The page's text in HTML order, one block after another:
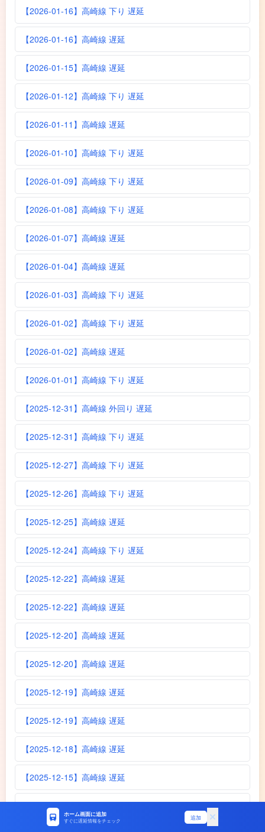
【2026-01-16】高崎線 下り 遅延
【2026-01-16】高崎線 遅延
【2026-01-15】高崎線 遅延
【2026-01-12】高崎線 下り 遅延
【2026-01-11】高崎線 遅延
【2026-01-10】高崎線 下り 遅延
【2026-01-09】高崎線 下り 遅延
【2026-01-08】高崎線 下り 遅延
【2026-01-07】高崎線 遅延
【2026-01-04】高崎線 遅延
【2026-01-03】高崎線 下り 遅延
【2026-01-02】高崎線 下り 遅延
【2026-01-02】高崎線 遅延
【2026-01-01】高崎線 下り 遅延
【2025-12-31】高崎線 外回り 遅延
【2025-12-31】高崎線 下り 遅延
【2025-12-27】高崎線 下り 遅延
【2025-12-26】高崎線 下り 遅延
【2025-12-25】高崎線 遅延
【2025-12-24】高崎線 下り 遅延
【2025-12-22】高崎線 遅延
【2025-12-22】高崎線 遅延
【2025-12-20】高崎線 遅延
【2025-12-20】高崎線 遅延
【2025-12-19】高崎線 遅延
【2025-12-19】高崎線 遅延
【2025-12-18】高崎線 遅延
【2025-12-15】高崎線 遅延
【2025-12-14】高崎線 遅延
ホーム画面に追加
すぐに遅延情報をチェック 追加